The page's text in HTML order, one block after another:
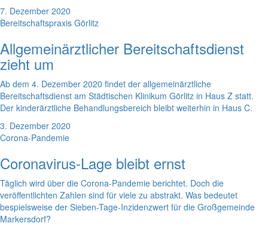
7. Dezember 2020
Bereitschaftspraxis Görlitz
Allgemeinärztlicher Bereitschaftsdienst
zieht um
Ab dem 4. Dezember 2020 findet der allgemeinärztliche
Bereitschaftsdienst am Städtischen Klinikum Görlitz in Haus Z statt.
Der kinderärztliche Behandlungsbereich bleibt weiterhin in Haus C.
3. Dezember 2020
Corona-Pandemie
Coronavirus-Lage bleibt ernst
Täglich wird über die Corona-Pandemie berichtet. Doch die
veröffentlichten Zahlen sind für viele zu abstrakt. Was bedeutet
bespielsweise der Sieben-Tage-Inzidenzwert für die Großgemeinde
Markersdorf?